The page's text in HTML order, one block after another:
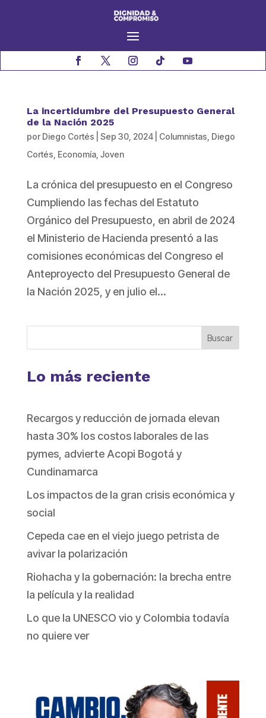
La incertidumbre del Presupuesto General
de la Nación 2025
por Diego Cortés Sep 30, 2024| Columnistas Diego
Cortés Economía, Joven
La crónica del presupuesto en el Congreso
Cumpliendo las fechas del Estatuto
Orgánico del Presupuesto, en abril de 2024
el Ministerio de Hacienda presentó a las
comisiones económicas del Congreso el
Anteproyecto del Presupuesto General de
la Nación 2025, y en julio el...
Buscar
Lo más reciente
Recargos y reducción de jornada elevan
hasta 30% los costos laborales de las
pymes, advierte Acopi Bogotá y
Cundinamarca
Los impactos de la gran crisis económica y
social
Cepeda cae en el viejo juego petrista de
avivar la polarización
Riohacha y la gobernación: la brecha entre
la película y la realidad
Lo que la UNESCO vio y Colombia todavía
no quiere ver